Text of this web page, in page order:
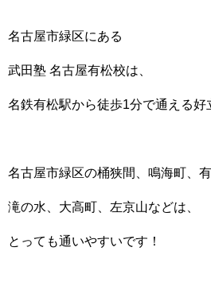
名古屋市緑区にある
武田塾 名古屋有松校は、
名鉄有松駅から徒歩1分で通える好
名古屋市緑区の桶狭間、鳴海町、有
滝の水、大高町、左京山などは、
とっても通いやすいです！